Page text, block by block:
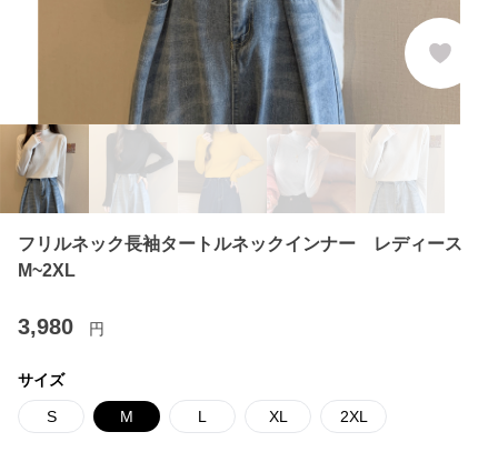
フリルネック長袖タートルネックインナー レディース
M~2XL
3,980 円
サイズ
S M L XL 2XL